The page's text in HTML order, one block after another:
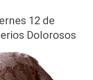
12 de
Dolorosos